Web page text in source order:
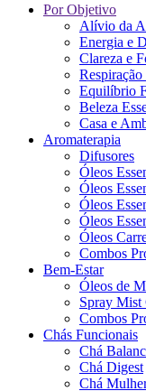
Por Objetivo
Alívio da
Energia e
Clareza e
Equilíbrio
Beleza
Casa e
Aromaterapia
Difusores
Óleos
Óleos
Óleos
Óleos
Óleos
Combos
Bem-Estar
Óleos de
Spray Mist
Combos
Chás Funcionais
Chá
Chá Digest
Chá